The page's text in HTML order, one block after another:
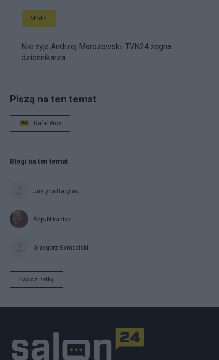
Media
Nie żyje Andrzej Morozowski. TVN24 żegna
dziennikarza
Piszą na ten temat
Rafał Woś
Blogi na ten temat
Justyna Bazylak
Republikaniec
Grzegorz Gembalski
Napisz notkę